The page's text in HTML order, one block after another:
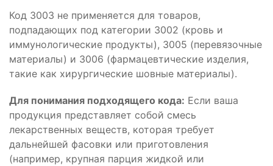
Код 3003 не применяется для товаров,
подпадающих под категории 3002 (кровь и
иммунологические продукты), 3005 (перевязочные
материалы) и 3006 (фармацевтические изделия,
такие как хирургические шовные материалы).
Для понимания подходящего кода: Если ваша
продукция представляет собой смесь
лекарственных веществ, которая требует
дальнейшей фасовки или приготовления
(например, крупная парция жидкой или